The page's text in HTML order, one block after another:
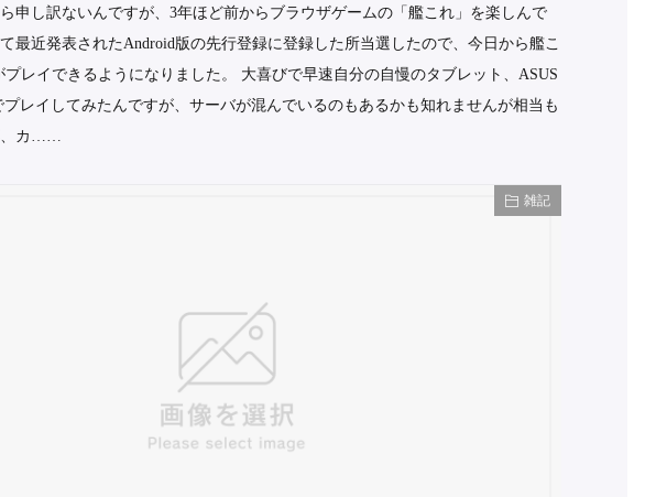
申し訳ないんですが、3年ほど前からブラウザゲームの「艦これ」を楽しんで
最近発表されたAndroid版の先行登録に登録した所当選したので、今日から艦こ
プレイできるようになりました。 大喜びで早速自分の自慢のタブレット、ASUS
プレイしてみたんですが、サーバが混んでいるのもあるかも知れませんが相当も
、カ……
雑記